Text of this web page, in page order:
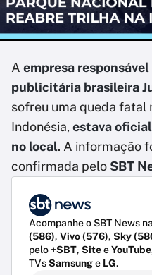
A empresa
publicitária brasileira
sofreu uma queda fatal
Indonésia, estava
no local. A informação
confirmada pelo SBT
Acompanhe o SBT News
(586), Vivo (576), Sky
pelo+SBT, SiteeYouTube
TVsSamsunge LG.